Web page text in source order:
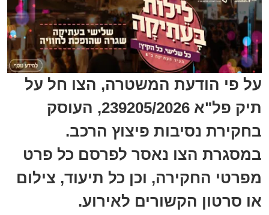
על פי הודעת המשטרה, הצו חל על
תיק פל"א 239205/2026, העוסק
בחקירת נסיבות פיצוץ הרכב.
במסגרת הצו נאסר לפרסם כל פרט
מפרטי החקירה, וכן כל תיעוד, צילום
או סרטון הקשורים לאירוע.